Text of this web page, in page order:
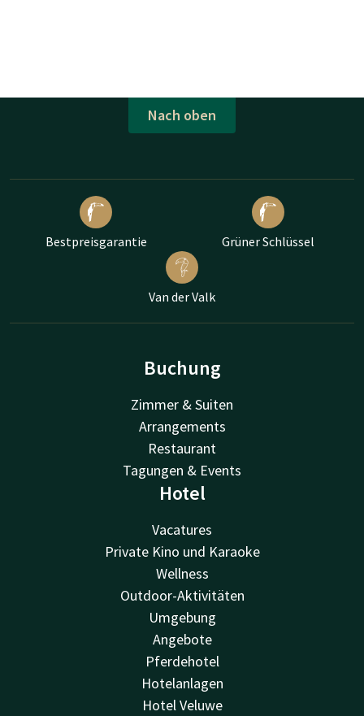
Nach oben
Bestpreisgarantie Grüner Schlüssel
Van der Valk
Buchung
Zimmer & Suiten
Arrangements
Restaurant
Tagungen & Events
Hotel
Vacatures
Private Kino und Karaoke
Wellness
Outdoor-Aktivitäten
Umgebung
Angebote
Pferdehotel
Hotelanlagen
Hotel Veluwe